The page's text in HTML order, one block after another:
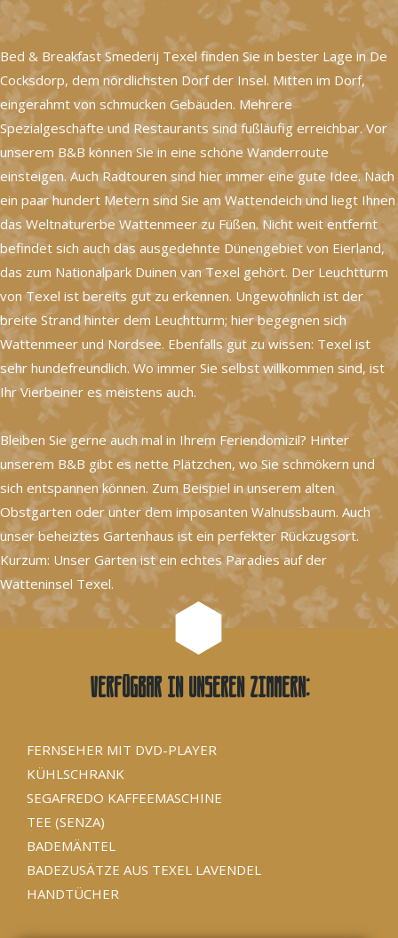
Bed & Breakfast Smederij Texel finden Sie in bester Lage in De
Cocksdorp, dem nördlichsten Dorf der Insel. Mitten im Dorf,
eingerahmt von schmucken Gebäuden. Mehrere
Spezialgeschäfte und Restaurants sind fußläufig erreichbar. Vor
unserem B&B können Sie in eine schöne Wanderroute
einsteigen. Auch Radtouren sind hier immer eine gute Idee. Nach
ein paar hundert Metern sind Sie am Wattendeich und liegt Ihnen
das Weltnaturerbe Wattenmeer zu Füßen. Nicht weit entfernt
befindet sich auch das ausgedehnte Dünengebiet von Eierland,
das zum Nationalpark Duinen van Texel gehört. Der Leuchtturm
von Texel ist bereits gut zu erkennen. Ungewöhnlich ist der
breite Strand hinter dem Leuchtturm; hier begegnen sich
Wattenmeer und Nordsee. Ebenfalls gut zu wissen: Texel ist
sehr hundefreundlich. Wo immer Sie selbst willkommen sind, ist
Ihr Vierbeiner es meistens auch.
Bleiben Sie gerne auch mal in Ihrem Feriendomizil? Hinter
unserem B&B gibt es nette Plätzchen, wo Sie schmökern und
sich entspannen können. Zum Beispiel in unserem alten
Obstgarten oder unter dem imposanten Walnussbaum. Auch
unser beheiztes Gartenhaus ist ein perfekter Rückzugsort.
Kurzum: Unser Garten ist ein echtes Paradies auf der
Watteninsel Texel.
Verfügbar in unseren Zimmern:
FERNSEHER MIT DVD-PLAYER
KÜHLSCHRANK
SEGAFREDO KAFFEEMASCHINE
TEE (SENZA)
BADEMÄNTEL
BADEZUSÄTZE AUS TEXEL LAVENDEL
HANDTÜCHER